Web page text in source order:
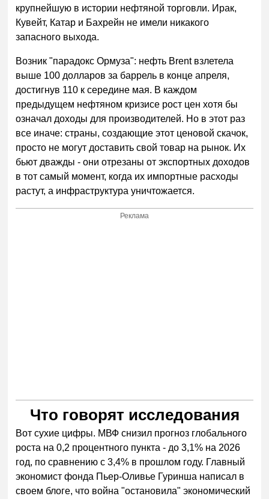
крупнейшую в истории нефтяной торговли. Ирак,
Кувейт, Катар и Бахрейн не имели никакого
запасного выхода.
Возник "парадокс Ормуза": нефть Brent взлетела
выше 100 долларов за баррель в конце апреля,
достигнув 110 к середине мая. В каждом
предыдущем нефтяном кризисе рост цен хотя бы
означал доходы для производителей. Но в этот раз
все иначе: страны, создающие этот ценовой скачок,
просто не могут доставить свой товар на рынок. Их
бьют дважды - они отрезаны от экспортных доходов
в тот самый момент, когда их импортные расходы
растут, а инфраструктура уничтожается.
Реклама
Что говорят исследования
Вот сухие цифры. МВФ снизил прогноз глобального
роста на 0,2 процентного пункта - до 3,1% на 2026
год, по сравнению с 3,4% в прошлом году. Главный
экономист фонда Пьер-Оливье Гуринша написал в
своем блоге, что война "остановила" экономический